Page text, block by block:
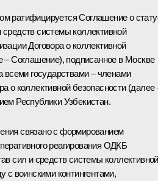
ратифицируется Соглашение о
системы коллективной
Договора о коллективной
– Соглашение), подписанное в Москве
всеми государствами – членами
о коллективной безопасности (далее
Республики Узбекистан.
связано с формированием
реагирования ОДКБ
сил и средств системы коллективной
с воинскими контингентами,